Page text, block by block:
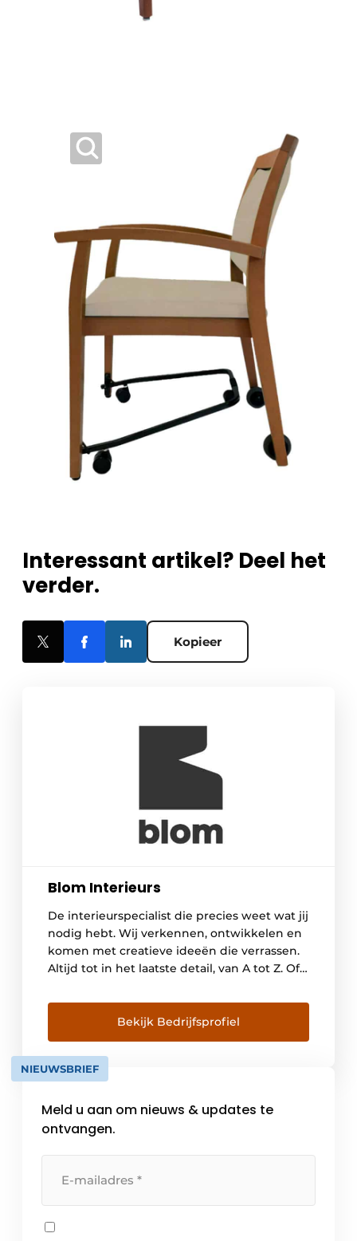
Interessant artikel? Deel het
verder.
Kopieer
Blom Interieurs
De interieurspecialist die precies weet wat jij
nodig hebt. Wij verkennen, ontwikkelen en
komen met creatieve ideeën die verrassen.
Altijd tot in het laatste detail, van A tot Z. Of
bewoner. We geven altijd dat beetje extra
waardoor mensen zich thuis voelen en onze
opdrachtgevers vooruit kunnen. […]
Bekijk Bedrijfsprofiel
NIEUWSBRIEF
Meld u aan om nieuws & updates te
ontvangen.